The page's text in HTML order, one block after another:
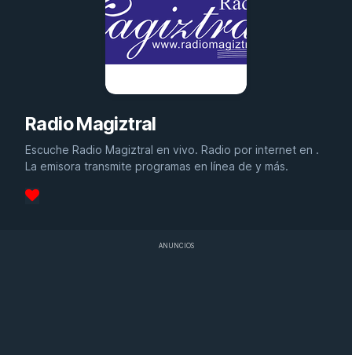
Radio Magiztral
Escuche Radio Magiztral en vivo. Radio por internet en .
La emisora transmite programas en línea de y más.
ANUNCIOS